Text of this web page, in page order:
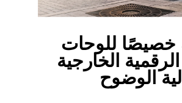
للوحات
الرقمية الخارجية
الوضوح